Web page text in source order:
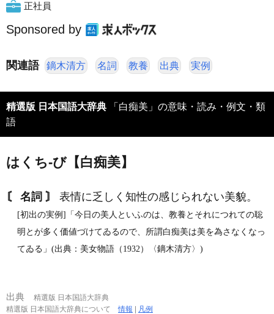
正社員
Sponsored by
関連語 鏑木清方 名詞 教養 出典 実例
精選版 日本国語大辞典 「白痴美」の意味・読み・例文・類
語
はくち‐び【白痴美】
〘 名詞 〙 表情に乏しく知性の感じられない美貌。
[初出の実例]「今日の美人といふのは、教養とそれにつれての聡
明とが多く価値づけてゐるので、所謂白痴美は美を為さなくなっ
てゐる」(出典：美女物語（1932）〈鏑木清方〉)
出典
精選版 日本国語大辞典
精選版 日本国語大辞典について情報 | 凡例